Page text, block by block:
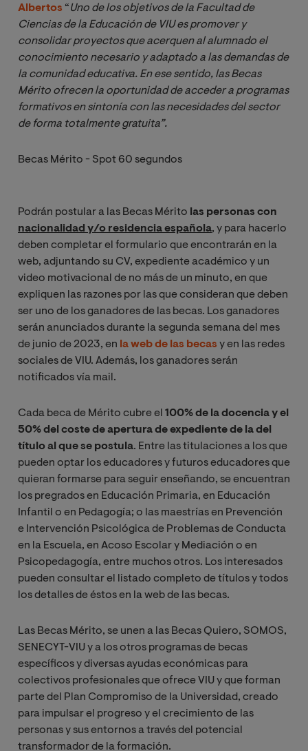
Albertos “Uno de los objetivos de la Facultad de
Ciencias de la Educación de VIU es promover y
consolidar proyectos que acerquen al alumnado el
conocimiento necesario y adaptado a las demandas de
la comunidad educativa. En ese sentido, las Becas
Mérito ofrecen la oportunidad de acceder a programas
formativos en sintonía con las necesidades del sector
de forma totalmente gratuita”.
Becas Mérito - Spot 60 segundos
Podrán postular a las Becas Mérito las personas con
nacionalidad y/o residencia española, y para hacerlo
deben completar el formulario que encontrarán en la
web, adjuntando su CV, expediente académico y un
video motivacional de no más de un minuto, en que
expliquen las razones por las que consideran que deben
ser uno de los ganadores de las becas. Los ganadores
serán anunciados durante la segunda semana del mes
de junio de 2023, en la web de las becas y en las redes
sociales de VIU. Además, los ganadores serán
notificados vía mail.
Cada beca de Mérito cubre el 100% de la docencia y el
50% del coste de apertura de expediente de la del
título al que se postula. Entre las titulaciones a los que
pueden optar los educadores y futuros educadores que
quieran formarse para seguir enseñando, se encuentran
los pregrados en Educación Primaria, en Educación
Infantil o en Pedagogía; o las maestrías en Prevención
e Intervención Psicológica de Problemas de Conducta
en la Escuela, en Acoso Escolar y Mediación o en
Psicopedagogía, entre muchos otros. Los interesados
pueden consultar el listado completo de títulos y todos
los detalles de éstos en la web de las becas.
Las Becas Mérito, se unen a las Becas Quiero, SOMOS,
SENECYT-VIU y a los otros programas de becas
específicos y diversas ayudas económicas para
colectivos profesionales que ofrece VIU y que forman
parte del Plan Compromiso de la Universidad, creado
para impulsar el progreso y el crecimiento de las
personas y sus entornos a través del potencial
transformador de la formación.